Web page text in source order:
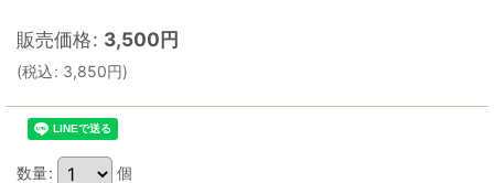
販売価格: 3,500円
(税込: 3,850円)
数量: 個